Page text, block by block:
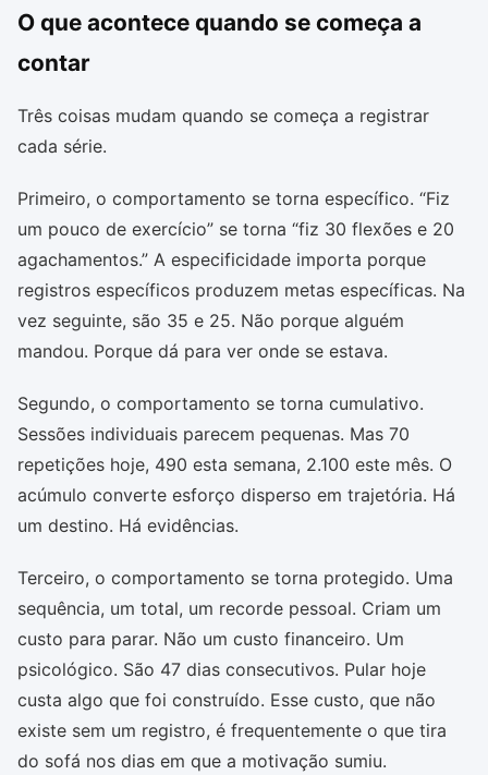
O que acontece quando se começa a
contar
Três coisas mudam quando se começa a registrar
cada série.
Primeiro, o comportamento se torna específico. “Fiz
um pouco de exercício” se torna “fiz 30 flexões e 20
agachamentos.” A especificidade importa porque
registros específicos produzem metas específicas. Na
vez seguinte, são 35 e 25. Não porque alguém
mandou. Porque dá para ver onde se estava.
Segundo, o comportamento se torna cumulativo.
Sessões individuais parecem pequenas. Mas 70
repetições hoje, 490 esta semana, 2.100 este mês. O
acúmulo converte esforço disperso em trajetória. Há
um destino. Há evidências.
Terceiro, o comportamento se torna protegido. Uma
sequência, um total, um recorde pessoal. Criam um
custo para parar. Não um custo financeiro. Um
psicológico. São 47 dias consecutivos. Pular hoje
custa algo que foi construído. Esse custo, que não
existe sem um registro, é frequentemente o que tira
do sofá nos dias em que a motivação sumiu.